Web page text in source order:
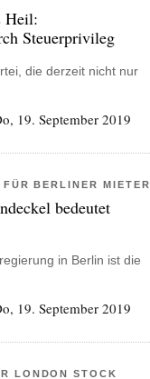
Heil:
Steuerprivileg
die derzeit nicht nur
19. September 2019
BERLINER MIETER
bedeutet
in Berlin ist die
19. September 2019
LONDON STOCK